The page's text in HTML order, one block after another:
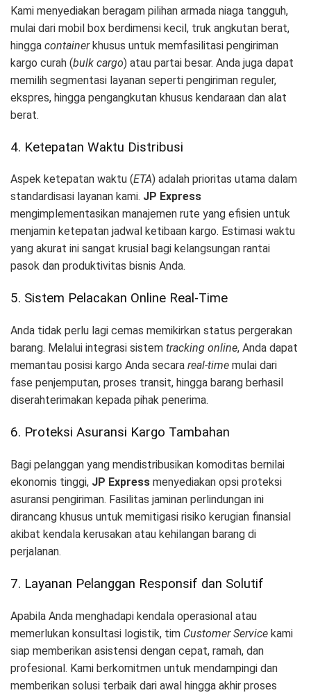
Kami menyediakan beragam pilihan armada niaga tangguh,
mulai dari mobil box berdimensi kecil, truk angkutan berat,
hingga containerkhusus untuk memfasilitasi pengiriman
kargo curah (bulk cargo) atau partai besar. Anda juga dapat
memilih segmentasi layanan seperti pengiriman reguler,
ekspres, hingga pengangkutan khusus kendaraan dan alat
berat.
4. Ketepatan Waktu Distribusi
Aspek ketepatan waktu (ETA) adalah prioritas utama dalam
standardisasi layanan kami. JP Express
mengimplementasikan manajemen rute yang efisien untuk
menjamin ketepatan jadwal ketibaan kargo. Estimasi waktu
yang akurat ini sangat krusial bagi kelangsungan rantai
pasok dan produktivitas bisnis Anda.
5. Sistem Pelacakan Online Real-Time
Anda tidak perlu lagi cemas memikirkan status pergerakan
barang. Melalui integrasi sistem tracking online, Anda dapat
memantau posisi kargo Anda secara real-time mulai dari
fase penjemputan, proses transit, hingga barang berhasil
diserahterimakan kepada pihak penerima.
6. Proteksi Asuransi Kargo Tambahan
Bagi pelanggan yang mendistribusikan komoditas bernilai
ekonomis tinggi, JP Express menyediakan opsi proteksi
asuransi pengiriman. Fasilitas jaminan perlindungan ini
dirancang khusus untuk memitigasi risiko kerugian finansial
akibat kendala kerusakan atau kehilangan barang di
perjalanan.
7. Layanan Pelanggan Responsif dan Solutif
Apabila Anda menghadapi kendala operasional atau
memerlukan konsultasi logistik, tim Customer Service kami
siap memberikan asistensi dengan cepat, ramah, dan
profesional. Kami berkomitmen untuk mendampingi dan
memberikan solusi terbaik dari awal hingga akhir proses